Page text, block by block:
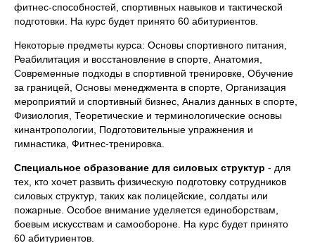
фитнес-способностей, спортивных навыков и тактической
подготовки. На курс будет принято 60 абитуриентов.
Некоторые предметы курса: Основы спортивного питания,
Реабилитация и восстановление в спорте, Анатомия,
Современные подходы в спортивной тренировке, Обучение
за границей, Основы менеджмента в спорте, Организация
мероприятий и спортивный бизнес, Анализ данных в спорте,
Физиология, Теоретические и терминологические основы
кинантропологии, Подготовительные упражнения и
гимнастика, Фитнес-тренировка.
Специальное образование для силовых структур - для
тех, кто хочет развить физическую подготовку сотрудников
силовых структур, таких как полицейские, солдаты или
пожарные. Особое внимание уделяется единоборствам,
боевым искусствам и самообороне. На курс будет принято
60 абитуриентов.